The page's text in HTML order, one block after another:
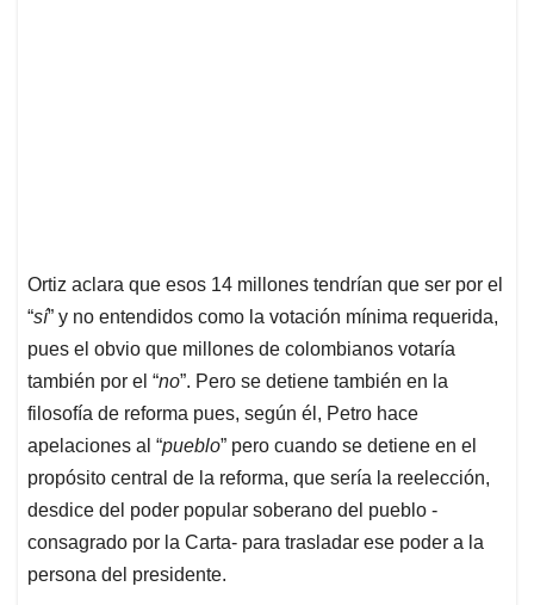
Ortiz aclara que esos 14 millones tendrían que ser por el
“sí” y no entendidos como la votación mínima requerida,
pues el obvio que millones de colombianos votaría
también por el “no”. Pero se detiene también en la
filosofía de reforma pues, según él, Petro hace
apelaciones al “pueblo” pero cuando se detiene en el
propósito central de la reforma, que sería la reelección,
desdice del poder popular soberano del pueblo -
consagrado por la Carta- para trasladar ese poder a la
persona del presidente.